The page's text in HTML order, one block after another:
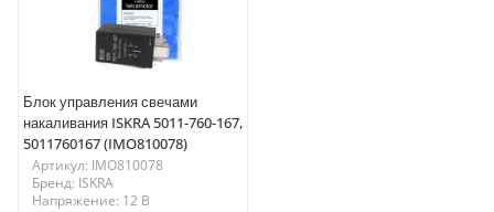
Блок управления свечами
накаливания ISKRA 5011-760-167,
5011760167 (IMO810078)
Артикул: IMO810078
Бренд: ISKRA
Напряжение: 12 В